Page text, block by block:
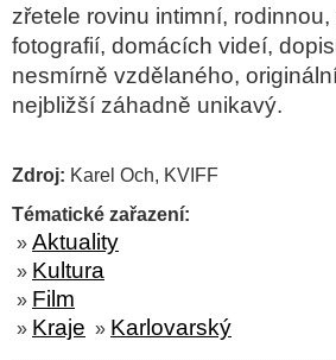
zřetele rovinu intimní,
fotografií, domácích videí,
nesmírně vzdělaného,
nejbližší záhadně unikavý.
Zdroj: Karel Och, KVIFF
Tématické zařazení:
» Aktuality
» Kultura
» Film
» Kraje » Karlovarský